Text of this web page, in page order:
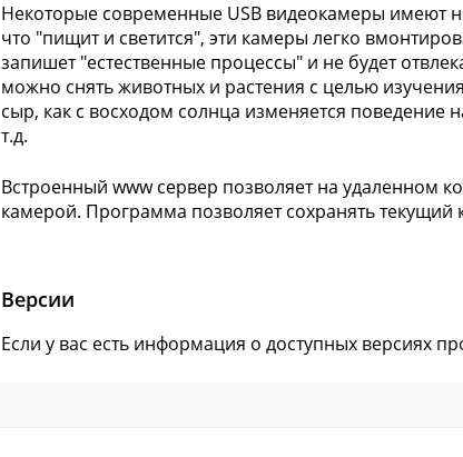
Некоторые современные USB видеокамеры имеют
что "пищит и светится", эти камеры легко
запишет "естественные процессы" и не будет
можно снять животных и растения с целью
сыр, как с восходом солнца изменяется поведение
т.д.
Встроенный www сервер позволяет на удаленном
камерой. Программа позволяет сохранять текущий
Версии
Если у вас есть информация о доступных версиях